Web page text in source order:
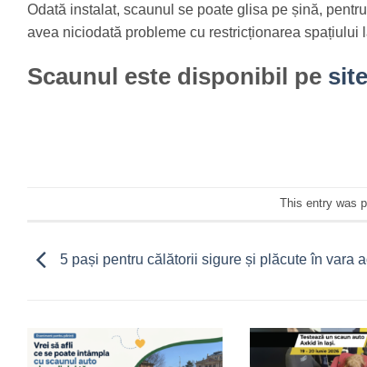
Odată instalat, scaunul se poate glisa pe șină,
avea niciodată probleme cu restricționarea
Scaunul este disponibil pe site
This entry was
5 pași pentru călătorii sigure și plăcute în vara